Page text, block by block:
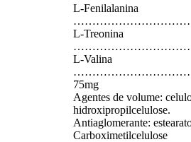
L-Fenilalanina
L-Treonina
L-Valina
75mg
Agentes de volume:
hidroxipropilcelulose.
Antiaglomerante:
Carboximetilcelulose